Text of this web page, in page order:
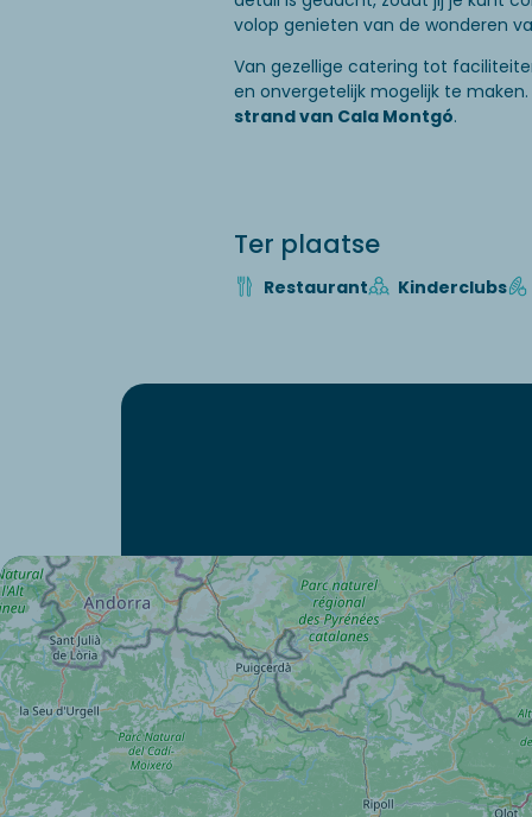
volop genieten van de wonderen
Van gezellige catering tot
en onvergetelijk mogelijk te
strand van Cala Montgó.
Ter plaatse
Restaurant Kinderclubs